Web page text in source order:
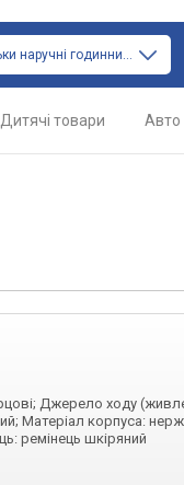
тільки наручні годинники
Дитячі товари Авто
Джерело ходу
Матеріал корпуса:
ремінець шкіряний